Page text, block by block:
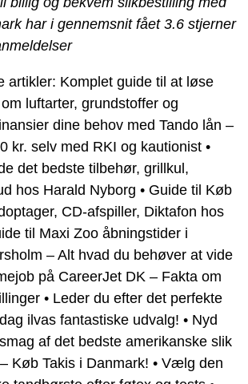
har i gennemsnit fået 3.6 stjerner
artikler: Komplet guide til at løse
luftarter, grundstoffer og
dine behov med Tando lån –
kr. selv med RKI og kautionist •
det bedste tilbehør, grillkul,
hos Harald Nyborg • Guide til Køb
CD-afspiller, Diktafon hos
til Maxi Zoo åbningstider i
– Alt hvad du behøver at vide
på CareerJet DK – Fakta om
• Leder du efter det perfekte
ilvas fantastiske udvalg! • Nyd
af det bedste amerikanske slik
Køb Takis i Danmark! • Vælg den